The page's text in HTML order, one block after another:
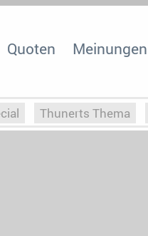
Quoten Meinungen
Thunerts Thema